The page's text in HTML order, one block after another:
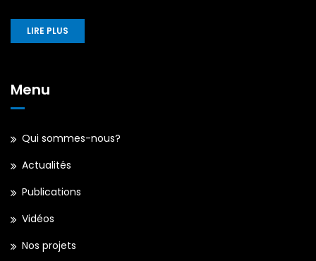
LIRE PLUS
Menu
Qui sommes-nous?
Actualités
Publications
Vidéos
Nos projets